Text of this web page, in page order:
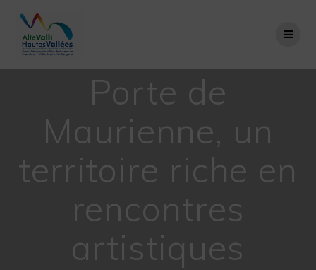
Porte de
Maurienne, un
territoire riche en
rencontres
artistiques